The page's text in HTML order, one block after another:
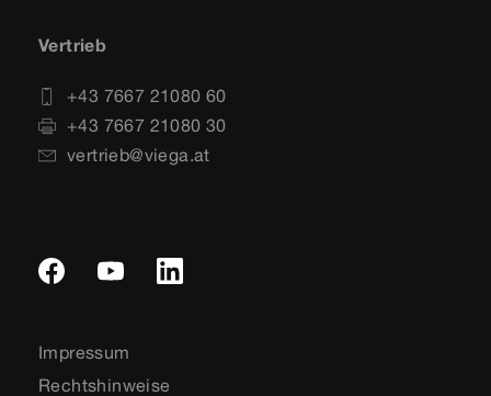
Vertrieb
+43 7667 21080 60
+43 7667 21080 30
vertrieb@viega.at
Impressum
Rechtshinweise